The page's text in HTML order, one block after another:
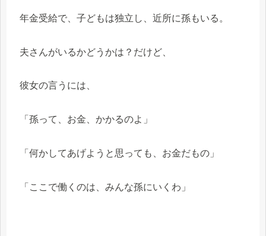
年金受給で、子どもは独立し、近所に孫もいる。
夫さんがいるかどうかは？だけど、
彼女の言うには、
「孫って、お金、かかるのよ」
「何かしてあげようと思っても、お金だもの」
「ここで働くのは、みんな孫にいくわ」